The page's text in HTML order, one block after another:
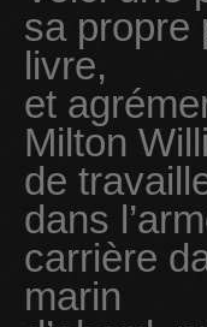
sa propre
livre,
et
Milton
de
dans
carrière
marin